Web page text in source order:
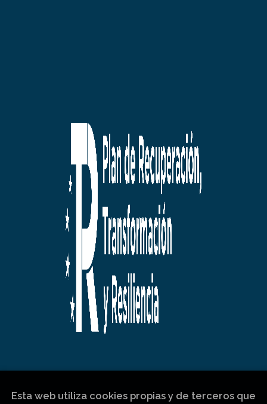
Esta web utiliza cookies propias y de terceros que